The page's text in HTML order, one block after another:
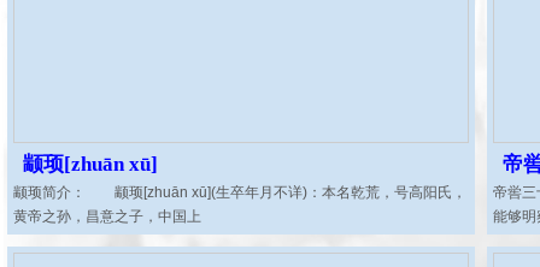
颛顼[zhuān xū]
颛顼简介： 颛顼[zhuān xū](生卒年月不详)：本名乾荒，号高阳氏，
黄帝之孙，昌意之子，中国上
帝
帝喾三
能够明